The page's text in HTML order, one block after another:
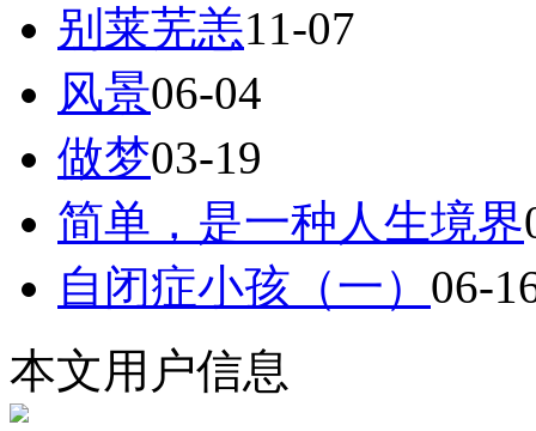
别莱芜恙11-07
风景06-04
做梦03-19
简单，是一种人生境界
自闭症小孩（一） 06-
本文用户信息